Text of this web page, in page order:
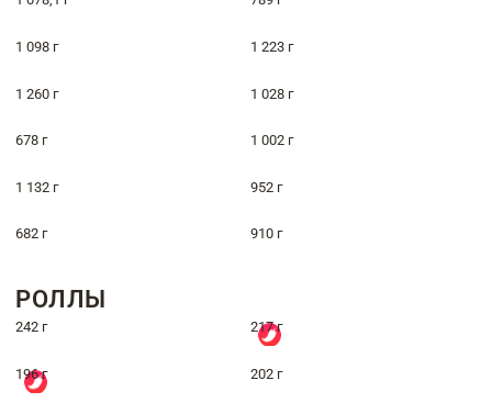
1 098 г 1 223 г
1 260 г 1 028 г
678 г 1 002 г
1 132 г 952 г
682 г 910 г
РОЛЛЫ
242 г 217 г
196 г 202 г